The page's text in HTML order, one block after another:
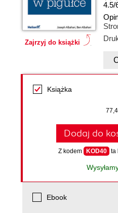
Zajrzyj do książki
4.5/
Książka
Dodaj do
Z kodem KOD40
Ebook